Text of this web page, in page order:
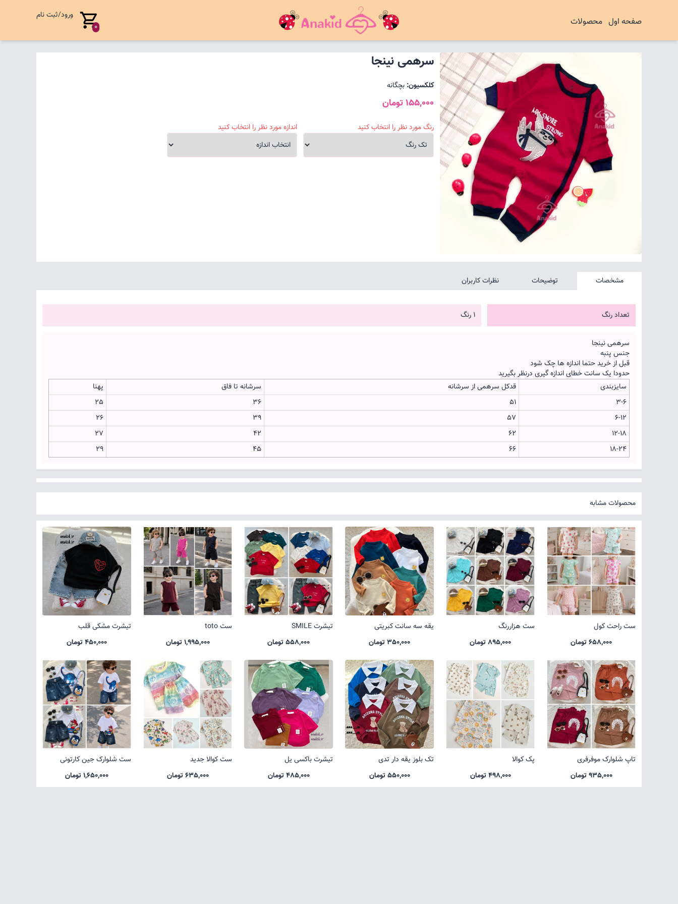
صفحه اول محصولات 0
ورود/ثبت نام
سرهمی نینجا
کلکسیون: بچگانه
155,000 تومان
رنگ مورد نظر را انتخاب کنید اندازه مورد نظر را انتخاب کنید
مشخصات توضیحات نظرات کاربران
تعداد رنگ 1 رنگ
سرهمی نینجا
جنس پنبه
قبل از خرید حتما اندازه ها چک شود
حدودا یک سانت خطای اندازه گیری درنظر بگیرید
سایزبندی
قدکل سرهمی از سرشانه سرشانه تا فاق
پهنا
3-6
51
36
25
6-12
57
39
26
12-18
62
42
27
18-24
66
45
29
محصولات مشابه
ست راحت کول
658,000 تومان
ست هزاررنگ
895,000 تومان
یقه سه سانت کبریتی
350,000 تومان
تیشرت SMILE
558,000 تومان
ست toto
1,995,000 تومان
تیشرت مشکی قلب
450,000 تومان
تاپ شلوارک موفرفری
935,000 تومان
پک کوالا
498,000 تومان
تک بلوز یقه دار تدی
550,000 تومان
تیشرت باکسی یل
485,000 تومان
ست کوالا جدید
635,000 تومان
ست شلوارک جین کارتونی
1,650,000 تومان